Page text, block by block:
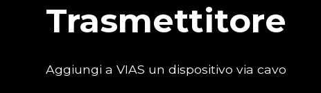
Trasmettitore
Aggiungi a VIAS un dispositivo via cavo